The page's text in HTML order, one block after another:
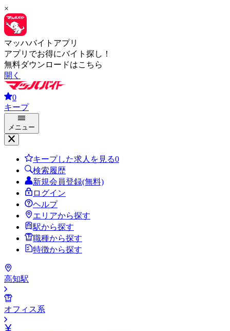
×
マッハバイトアプリ
アプリでお得にバイト探し！
無料ダウンロードはこちら
開く
0
キープ
メニュー
キープした求人を見る0
検索履歴
新規会員登録(無料)
ログイン
ヘルプ
エリアから探す
駅から探す
職種から探す
特徴から探す
高知駅
オフィス系